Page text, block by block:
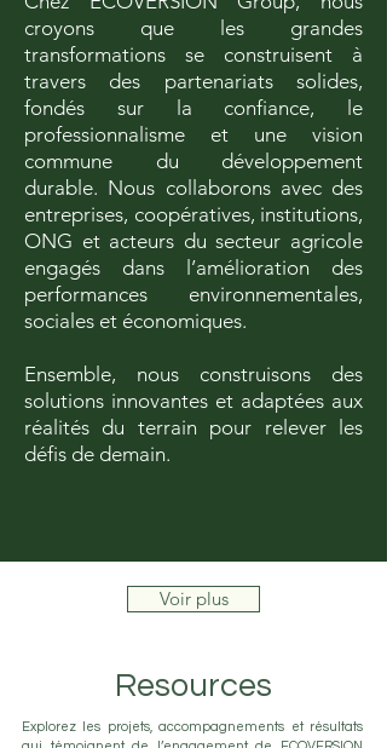
croyons que les grandes
transformations se construisent à
travers des partenariats solides,
fondés sur la confiance, le
professionnalisme et une vision
commune du développement
durable. Nous collaborons avec des
entreprises, coopératives, institutions,
ONG et acteurs du secteur agricole
engagés dans l’amélioration des
performances environnementales,
sociales et économiques.
Ensemble, nous construisons des
solutions innovantes et adaptées aux
réalités du terrain pour relever les
défis de demain.
Voir plus
Resources
Explorez les projets, accompagnements et résultats